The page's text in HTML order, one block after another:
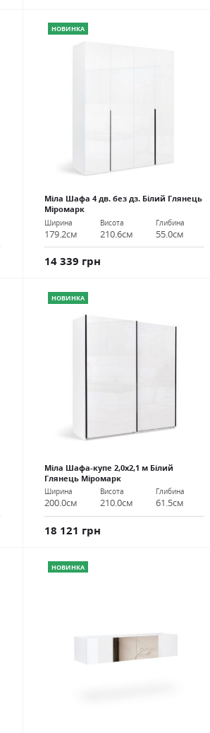
НОВИНКА
Міла Шафа 4 дв. без дз. Білий Глянець
Міромарк
Ширина
179.2см
Висота
210.6см
Глибина
55.0см
14 339 грн
НОВИНКА
Міла Шафа-купе 2,0х2,1 м Білий
Глянець Міромарк
Ширина
200.0см
Висота
210.0см
Глибина
61.5см
18 121 грн
НОВИНКА